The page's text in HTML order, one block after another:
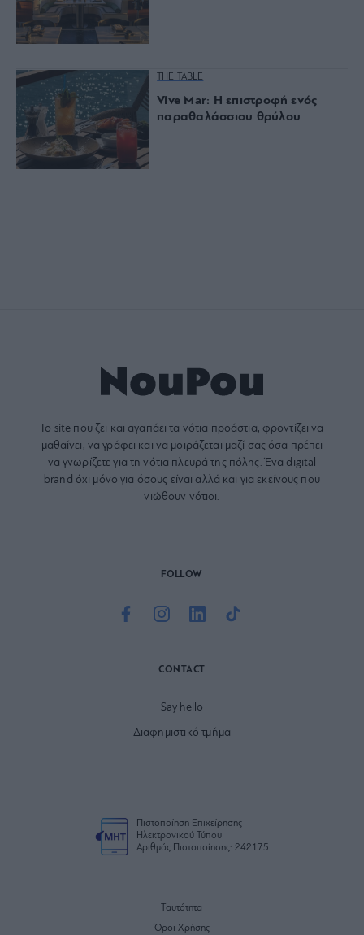
THE TABLE
Vive Mar: Η επιστροφή ενός
παραθαλάσσιου θρύλου
Το site που ζει και αγαπάει τα νότια προάστια, φροντίζει να
μαθαίνει, να γράφει και να μοιράζεται μαζί σας όσα πρέπει
να γνωρίζετε για τη νότια πλευρά της πόλης. Ένα digital
brand όχι μόνο για όσους είναι αλλά και για εκείνους που
νιώθουν νότιοι.
FOLLOW
CONTACT
Say hello
Διαφημιστικό τμήμα
Πιστοποίηση Επιχείρησης
Ηλεκτρονικού Τύπου
Αριθμός Πιστοποίησης: 242175
Ταυτότητα
Όροι Χρήσης